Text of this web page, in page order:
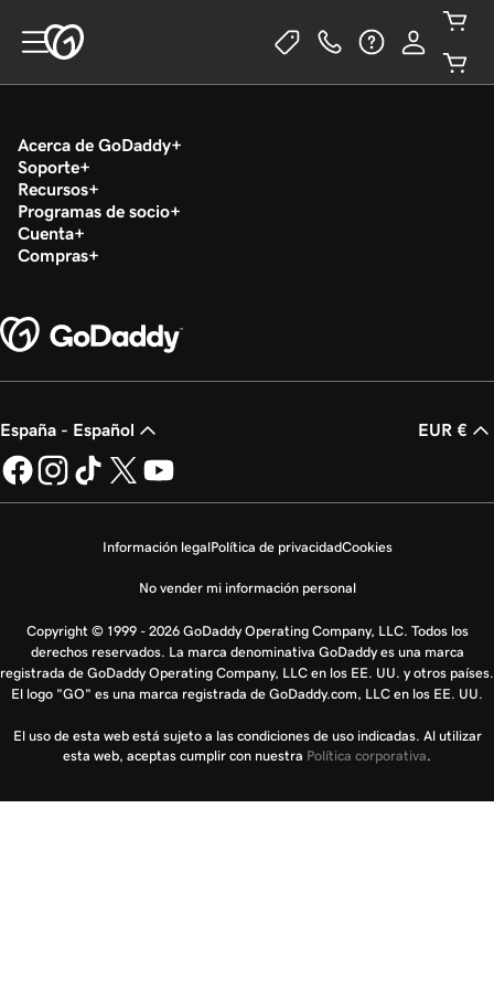
Acerca de GoDaddy
Soporte
Recursos
Programas de socio
Cuenta
Compras
España - Español EUR €
Información legalPolítica de privacidadCookies
No vender mi información personal
Copyright © 1999 - 2026 GoDaddy Operating Company, LLC. Todos los
derechos reservados. La marca denominativa GoDaddy es una marca
registrada de GoDaddy Operating Company, LLC en los EE. UU. y otros países.
El logo "GO" es una marca registrada de GoDaddy.com, LLC en los EE. UU.
El uso de esta web está sujeto a las condiciones de uso indicadas. Al utilizar
esta web, aceptas cumplir con nuestra Política corporativa.